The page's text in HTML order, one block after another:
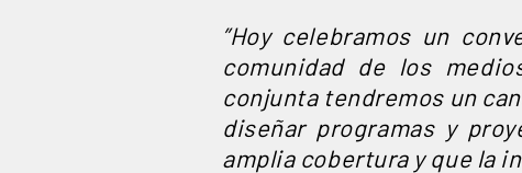
”Hoy celebramos un
comunidad de los
conjunta tendremos un
diseñar programas y
amplia cobertura y que la